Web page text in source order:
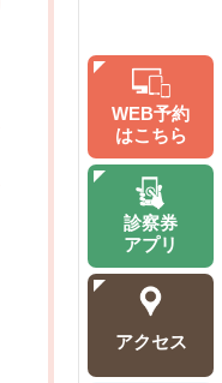
WEB予約
はこちら
診察券
アプリ
アクセス